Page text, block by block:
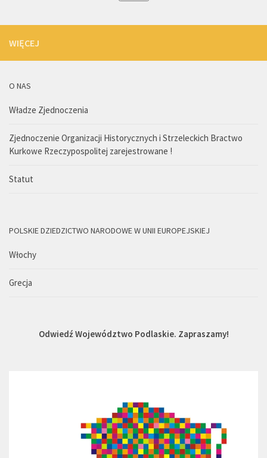
WIĘCEJ
O NAS
Władze Zjednoczenia
Zjednoczenie Organizacji Historycznych i Strzeleckich Bractwo
Kurkowe Rzeczypospolitej zarejestrowane !
Statut
POLSKIE DZIEDZICTWO NARODOWE W UNII EUROPEJSKIEJ
Włochy
Grecja
Odwiedź Województwo Podlaskie. Zapraszamy!